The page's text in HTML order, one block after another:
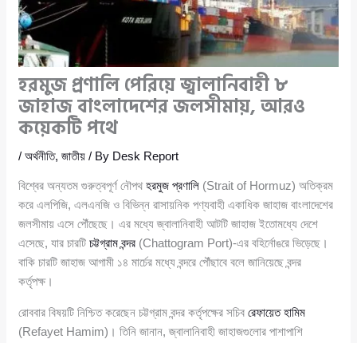
হরমুজ প্রণালি পেরিয়ে জ্বালানিবাহী ৮
জাহাজ বাংলাদেশের জলসীমায়, আরও
কয়েকটি পথে
/অর্থনীতি,জাতীয় / By Desk Report
বিশ্বের অন্যতম গুরুত্বপূর্ণ নৌপথহরমুজ প্রণালি (Strait of Hormuz) অতিক্রম
করে এলপিজি, এলএনজি ও বিভিন্ন রাসায়নিক পণ্যবাহী একাধিক জাহাজ বাংলাদেশের
জলসীমায় এসে পৌঁছেছে। এর মধ্যে জ্বালানিবাহী আটটি জাহাজ ইতোমধ্যে দেশে
এসেছে, যার চারটিচট্টগ্রাম বন্দর (Chattogram Port)-এর বহির্নোঙরে ভিড়েছে।
বাকি চারটি জাহাজ আগামী ১৪ মার্চের মধ্যে বন্দরে পৌঁছাবে বলে জানিয়েছে বন্দর
কর্তৃপক্ষ।
রোববার বিষয়টি নিশ্চিত করেছেন চট্টগ্রাম বন্দর কর্তৃপক্ষের সচিবরেফায়েত হামিম
(Refayet Hamim)। তিনি জানান, জ্বালানিবাহী জাহাজগুলোর পাশাপাশি